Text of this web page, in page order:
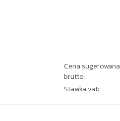
Cena sugerowana
brutto:
Stawka vat: